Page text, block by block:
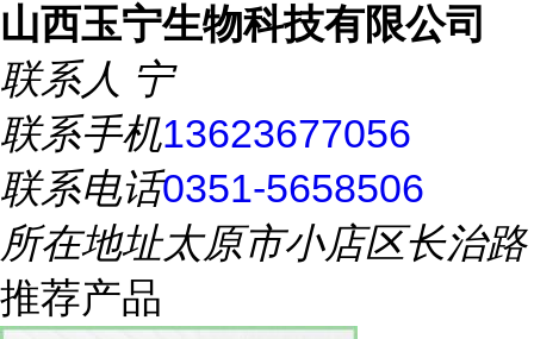
山西玉宁生物科技有限公司
联系人 宁
联系手机13623677056
联系电话0351-5658506
所在地址太原市小店区长治路
推荐产品